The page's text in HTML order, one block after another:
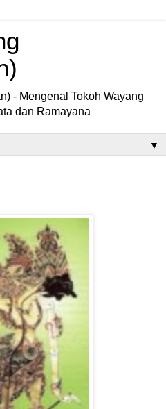
- Mengenal Tokoh Wayang
dan Ramayana
▼